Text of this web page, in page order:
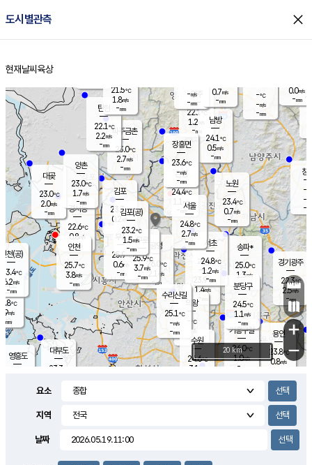
도시별관측 close
홈
현재날씨 육상
의도
℃
m/s
mm
영흥도
양주
22.1℃
1.2
-mm
과천
23.9℃
1.4m/s
- mm
용인
23.8℃
0.8m/s
경기광주
22.3℃
2.5m/s
-mm
2.0m/s
대부도
23.3
경서동
22.6℃
0.8 m/s
-mm
파주금촌
23.0℃
2.7m/s
-mm
-℃
-m/s
-mm
대곶
23.0℃
2.0m/s
-mm
창
-
-m/
-
탄현
22.1℃
2.2m/s
-mm
0.0m/s
-mm
의왕
- ℃
m/s
mm
김포
23.3℃
0.2 m/s
mm
광명
26.0
℃
2.1 m/s
-mm
부천
25.9℃
0.6m/s
-mm
양촌
23.0℃
1.7m/s
-mm
구로
25.9℃
3.7m/s
-mm
은평
24.4℃
m/s
- mm
노원
23.4℃
0.7m/s
-mm
송파*
25.0℃
1.3m/s
-mm
서초
24.8℃
1.2m/s
-mm
남방
24.1℃
0.5m/s
-mm
기흥구갈
24.0℃
1.0m/s
-
수리산길
25.1℃
-m/s
-mm
분당구
24.5℃
1.1 m/s
-mm
장흥면
23.6℃
-m/s
-mm
-m/s
-mm
인천(공)
23.4℃
6.2m/s
-mm
김포(공)
23.2℃
1.5m/s
-mm
수원
24.6℃
3.1 m/s
인천
25.7℃
3.8m/s
-mm
서울
24.8℃
2.7m/s
-mm
21.5℃
1.8m/s
-mm
0.7m/s
-mm
+
−
20 km
요소
지역
날짜